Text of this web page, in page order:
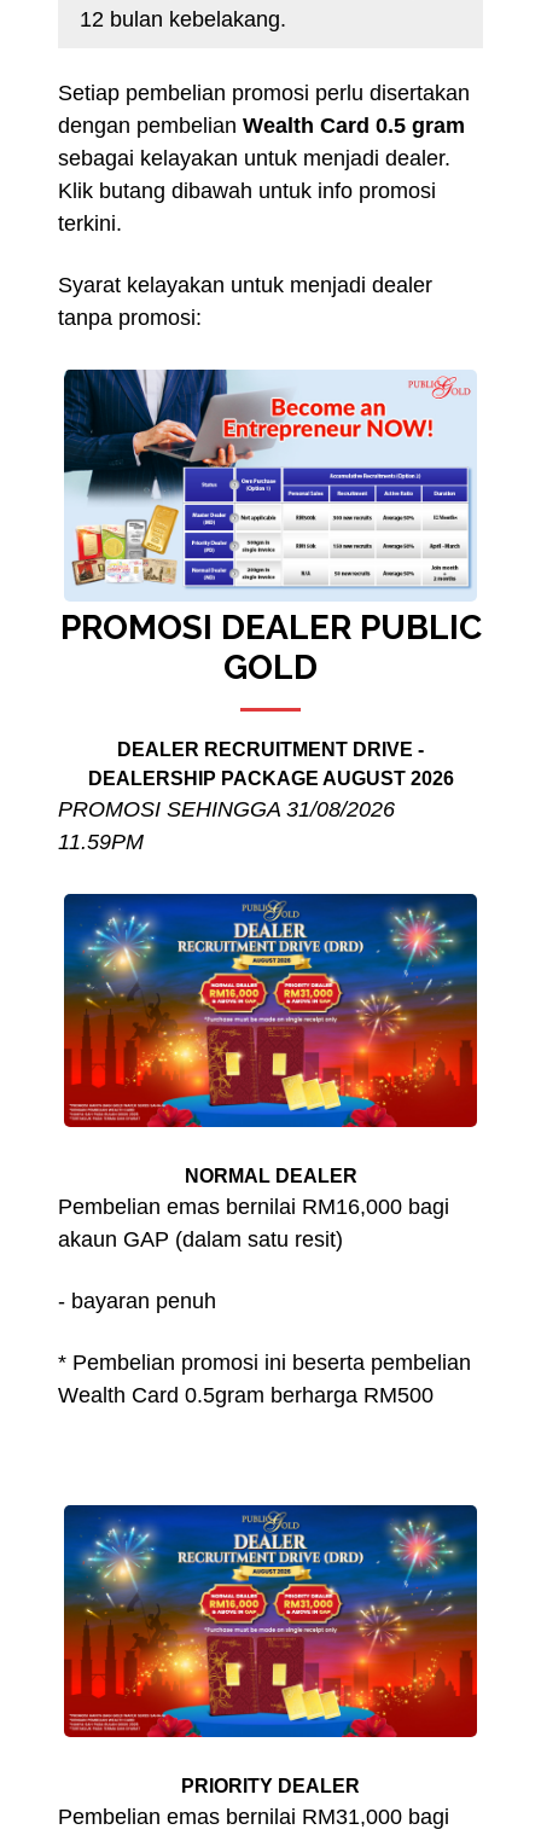
12 bulan kebelakang.
Setiap pembelian promosi perlu disertakan
dengan pembelian Wealth Card 0.5 gram
sebagai kelayakan untuk menjadi dealer.
Klik butang dibawah untuk info promosi
terkini.
Syarat kelayakan untuk menjadi dealer
tanpa promosi:
PROMOSI DEALER PUBLIC
GOLD
DEALER RECRUITMENT DRIVE -
DEALERSHIP PACKAGE AUGUST 2026
PROMOSI SEHINGGA 31/08/2026
11.59PM
NORMAL DEALER
Pembelian emas bernilai RM16,000 bagi
akaun GAP (dalam satu resit)
- bayaran penuh
* Pembelian promosi ini beserta pembelian
Wealth Card 0.5gram berharga RM500
PRIORITY DEALER
Pembelian emas bernilai RM31,000 bagi